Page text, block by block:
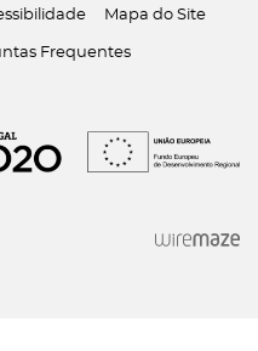
Mapa do Site
Frequentes